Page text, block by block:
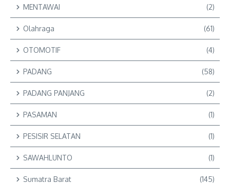
MENTAWAI (2)
Olahraga (61)
OTOMOTIF (4)
PADANG (58)
PADANG PANJANG (2)
PASAMAN (1)
PESISIR SELATAN (1)
SAWAHLUNTO (1)
Sumatra Barat (145)